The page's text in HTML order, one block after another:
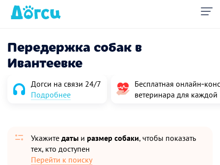
Передержка собак в
Ивантеевке
Догси на связи 24/7
Подробнее
Бесплатная
ветеринара для
Укажите даты и размер собаки, чтобы показать
тех, кто доступен
Перейти к поиску